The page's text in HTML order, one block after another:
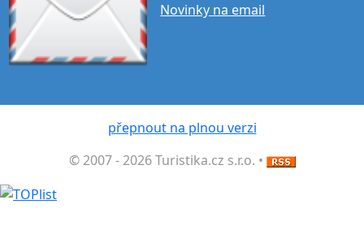
Novinky na email
přepnout na plnou verzi
© 2007 - 2026 Turistika.cz s.r.o. •